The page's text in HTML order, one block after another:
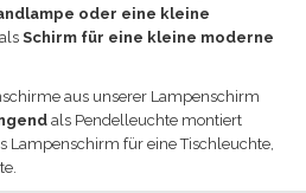
oder eine kleine
Schirm für eine kleine moderne
aus unserer Lampenschirm
als Pendelleuchte montiert
Lampenschirm für eine Tischleuchte,